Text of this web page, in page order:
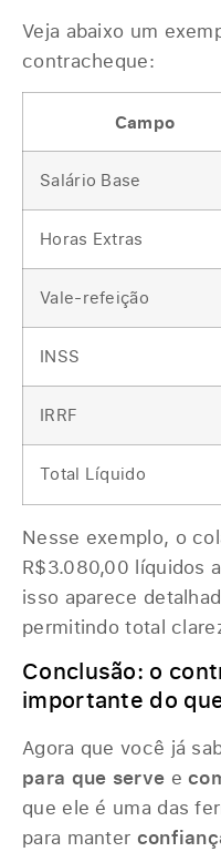
Veja abaixo um
contracheque:
Campo
Salário Base
Horas Extras
Vale-refeição
INSS
IRRF
Total Líquido
Nesse exemplo, o
R$3.080,00 líquidos
isso aparece
permitindo total
Conclusão: o
importante do
Agora que você já
para que serve e
que ele é uma das
para manter